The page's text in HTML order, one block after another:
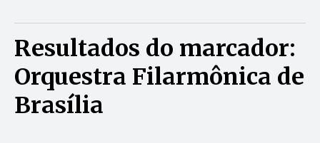
Resultados do marcador:
Orquestra Filarmônica de
Brasília